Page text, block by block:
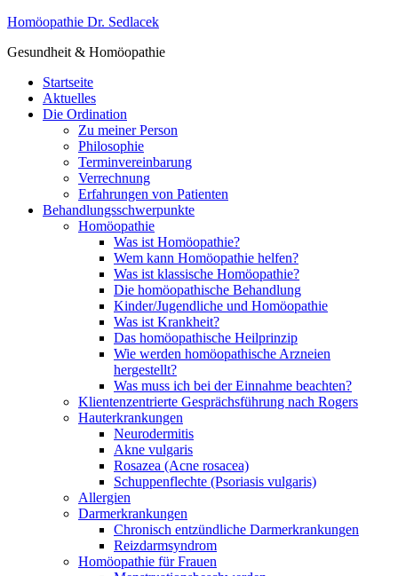
Homöopathie Dr. Sedlacek
Gesundheit & Homöopathie
Startseite
Aktuelles
Die Ordination
Zu meiner Person
Philosophie
Terminvereinbarung
Verrechnung
Erfahrungen von Patienten
Behandlungsschwerpunkte
Homöopathie
Was ist Homöopathie?
Wem kann Homöopathie helfen?
Was ist klassische Homöopathie?
Die homöopathische Behandlung
Kinder/Jugendliche und Homöopathie
Was ist Krankheit?
Das homöopathische Heilprinzip
Wie werden homöopathische Arzneien
hergestellt?
Was muss ich bei der Einnahme beachten?
Klientenzentrierte Gesprächsführung nach Rogers
Hauterkrankungen
Neurodermitis
Akne vulgaris
Rosazea (Acne rosacea)
Schuppenflechte (Psoriasis vulgaris)
Allergien
Darmerkrankungen
Chronisch entzündliche Darmerkrankungen
Reizdarmsyndrom
Homöopathie für Frauen